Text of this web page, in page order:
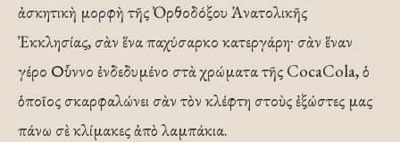
ἀσκητικὴ μορφὴ τῆς Ὀρθοδόξου Ἀνατολικῆς
Ἐκκλησίας, σὰν ἕνα παχύσαρκο κατεργάρηˑ σὰν ἕναν
γέρο Οὗννο ἐνδεδυμένο στὰ χρώματα τῆς CocaCola, ὁ
ὁποῖος σκαρφαλώνει σὰν τὸν κλέφτη στοὺς ἐξώστες μας
πάνω σὲ κλίμακες ἀπὸ λαμπάκια.